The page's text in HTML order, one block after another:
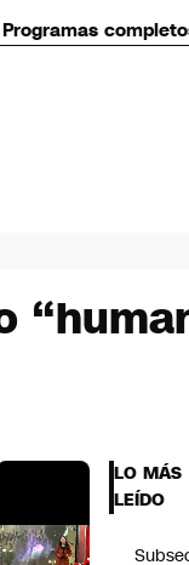
LO MÁS
LEÍDO